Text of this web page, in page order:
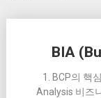
BIA
1. BCP의 핵
Analysis 비즈
navigation